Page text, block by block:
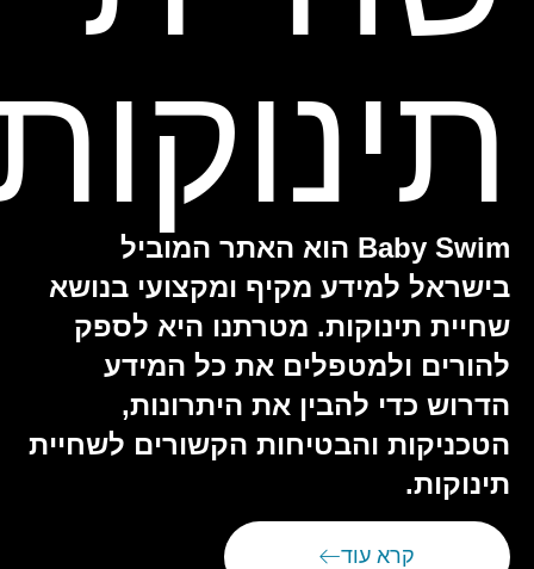
תינוקות
Baby Swim הוא האתר המוביל
בישראל למידע מקיף ומקצועי בנושא
שחיית תינוקות. מטרתנו היא לספק
להורים ולמטפלים את כל המידע
הדרוש כדי להבין את היתרונות,
הטכניקות והבטיחות הקשורים לשחיית
תינוקות.
קרא עוד